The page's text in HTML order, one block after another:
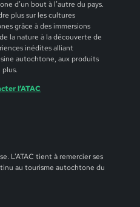
d’un bout à l’autre du pays.
plus sur les cultures
grâce à des immersions
la nature à la découverte de
inédites alliant
autochtone, aux produits
l’ATAC
L’ATAC tient à remercier ses
au tourisme autochtone du